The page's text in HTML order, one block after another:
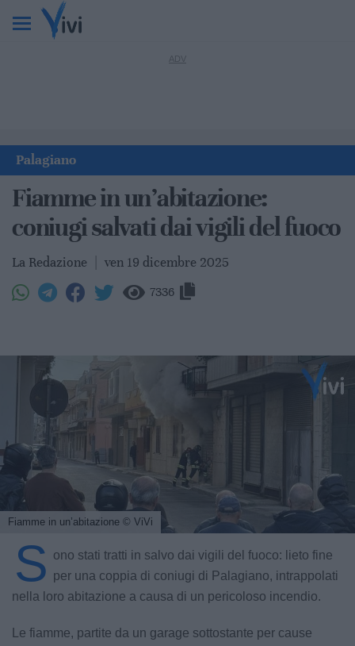
Palagiano
Fiamme in un’abitazione:
coniugi salvati dai vigili del fuoco
La Redazione ven 19 dicembre 2025
7336
Fiamme in un’abitazione © ViVi
S ono stati tratti in salvo dai vigili del fuoco: lieto fine
per una coppia di coniugi di Palagiano, intrappolati
nella loro abitazione a causa di un pericoloso incendio.
Le fiamme, partite da un garage sottostante per cause